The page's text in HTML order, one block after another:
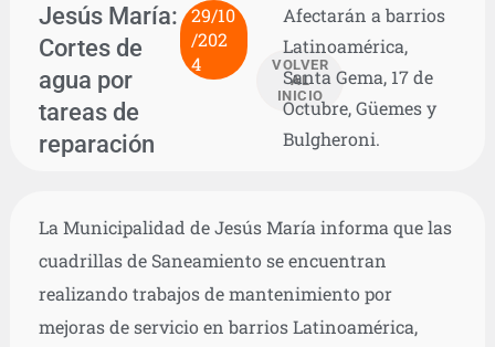
Jesús María:
Cortes de
agua por
tareas de
reparación
29/10
/202
4
VOLVER
AL
INICIO
Afectarán a barrios
Latinoamérica,
Santa Gema, 17 de
Octubre, Güemes y
Bulgheroni.
La Municipalidad de Jesús María informa que las
cuadrillas de Saneamiento se encuentran
realizando trabajos de mantenimiento por
mejoras de servicio en barrios Latinoamérica,